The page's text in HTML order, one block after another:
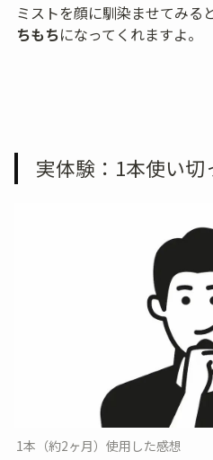
ミストを顔に馴染ませてみる
ちもちになってくれますよ。
実体験：1本使い切
1本（約2ヶ月）使用した感想